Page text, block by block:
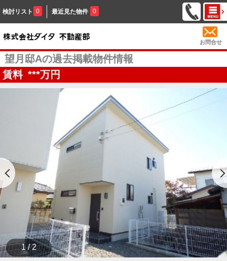
検討リスト 0 最近見た物件 0
お問合せ
望月邸Aの過去掲載物件情報
賃料 ***万円
1 / 2